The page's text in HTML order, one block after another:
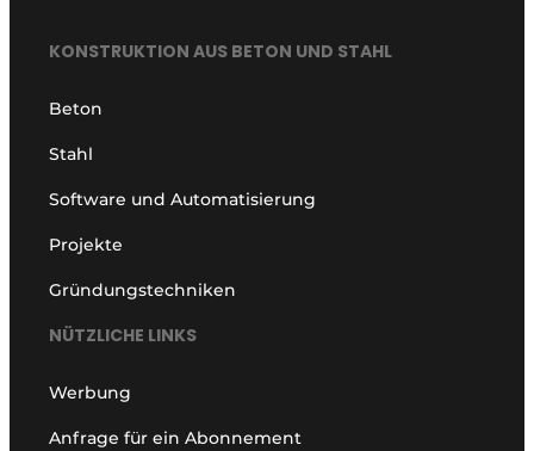
KONSTRUKTION AUS BETON UND STAHL
Beton
Stahl
Software und Automatisierung
Projekte
Gründungstechniken
NÜTZLICHE LINKS
Werbung
Anfrage für ein Abonnement